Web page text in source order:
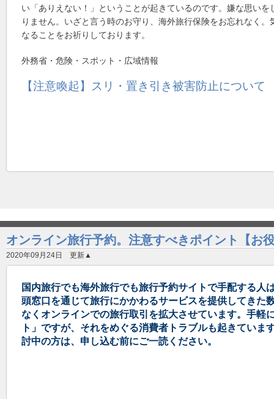
い「ありえない！」ということが起きているのです。嫌な思い
りません。いざと言う時のお守り、海外旅行保険をお忘れなく
なることをお祈りしております。
外務省・危険・スポット・広域情報
【注意喚起】スリ・置き引き被害防止について
オンライン旅行予約。注意すべきポイント【お
2020年09月24日 更新▲
国内旅行でも海外旅行でも旅行予約サイトで手配する人
頭窓口を通じて旅行にかかわるサービスを提供してきた
なくオンラインでの旅行取引を拡大させています。手軽
ト」ですが、それをめぐる消費者トラブルも起きていま
討中の方は、申し込む前にご一読ください。